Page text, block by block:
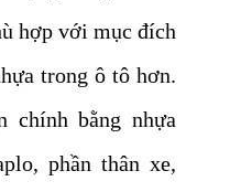
hợp với mục đích
trong ô tô hơn.
chính bằng nhựa
phần thân xe,